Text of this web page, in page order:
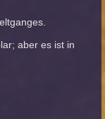
aber es ist in